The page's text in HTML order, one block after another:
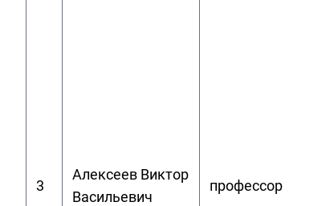
3
Алексеев Виктор
Васильевич
профессор